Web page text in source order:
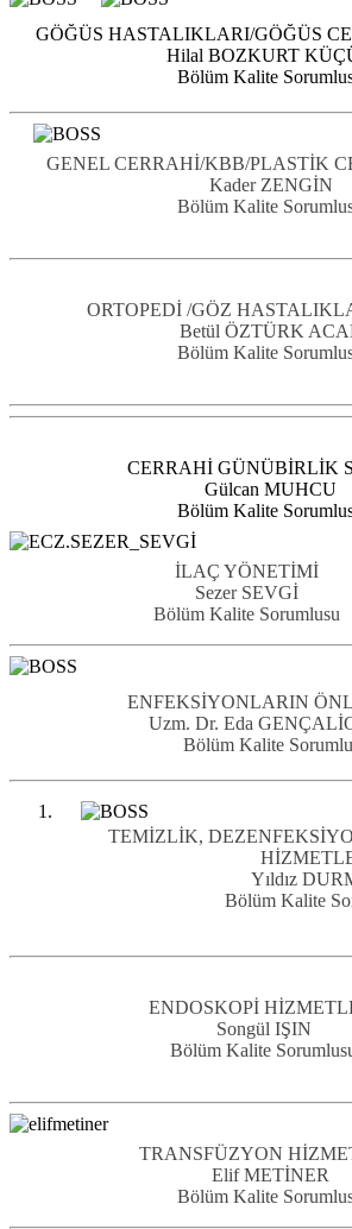
GÖĞÜS HASTALIKLARI/GÖĞÜS
Hilal BOZKURT
Bölüm Kalite
GENEL CERRAHİ/KBB/PLASTİK
Kader ZENGİN
Bölüm Kalite
ORTOPEDİ /GÖZ
Betül ÖZTÜRK
Bölüm Kalite
CERRAHİ GÜNÜBİRLİK
Gülcan MUHCU
Bölüm Kalite
İLAÇ YÖNETİMİ
Sezer SEVGİ
Bölüm Kalite Sorumlusu
ENFEKSİYONLARIN
Uzm. Dr. Eda
Bölüm Kalite
TEMİZLİK,
Yıldız
Bölüm Kalite
ENDOSKOPİ
Songül IŞIN
Bölüm Kalite
TRANSFÜZYON
Elif METİNER
Bölüm Kalite